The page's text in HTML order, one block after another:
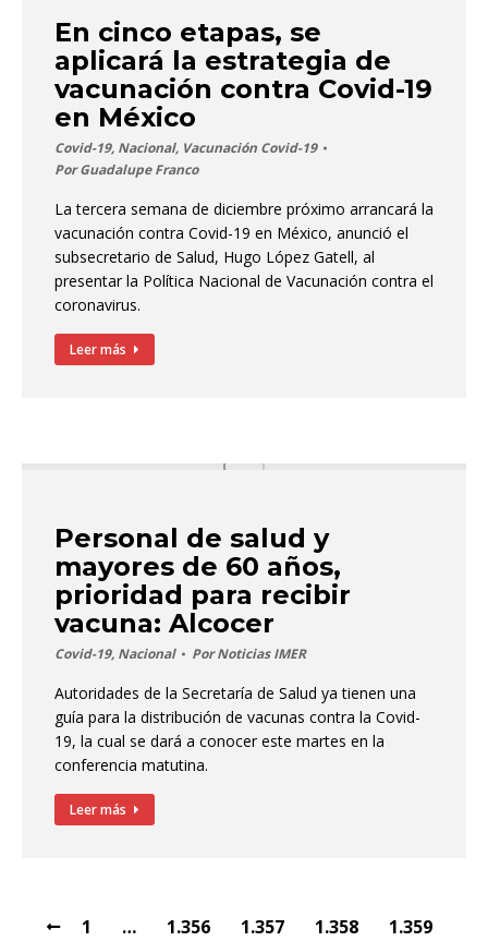
En cinco etapas, se
aplicará la estrategia de
vacunación contra Covid-19
en México
Covid-19, Nacional, Vacunación Covid-19
PorGuadalupe Franco
La tercera semana de diciembre próximo arrancará la
vacunación contra Covid-19 en México, anunció el
subsecretario de Salud, Hugo López Gatell, al
presentar la Política Nacional de Vacunación contra el
coronavirus.
Leer más
Personal de salud y
mayores de 60 años,
prioridad para recibir
vacuna: Alcocer
Covid-19, Nacional PorNoticias IMER
Autoridades de la Secretaría de Salud ya tienen una
guía para la distribución de vacunas contra la Covid-
19, la cual se dará a conocer este martes en la
conferencia matutina.
Leer más
1 … 1.356 1.357 1.358 1.359